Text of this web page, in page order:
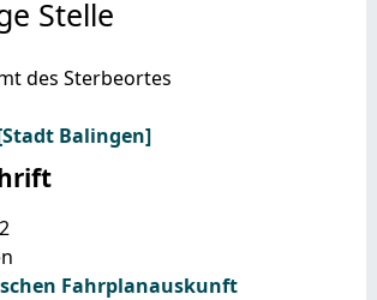
Stelle
des Sterbeortes
Balingen]
Fahrplanauskunft